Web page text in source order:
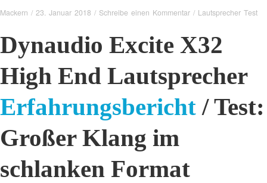
Mackern / 23. Januar 2018 / Schreibe einen Kommentar / Lautsprecher Test
Dynaudio Excite X32
High End Lautsprecher
Erfahrungsbericht / Test:
Großer Klang im
schlanken Format